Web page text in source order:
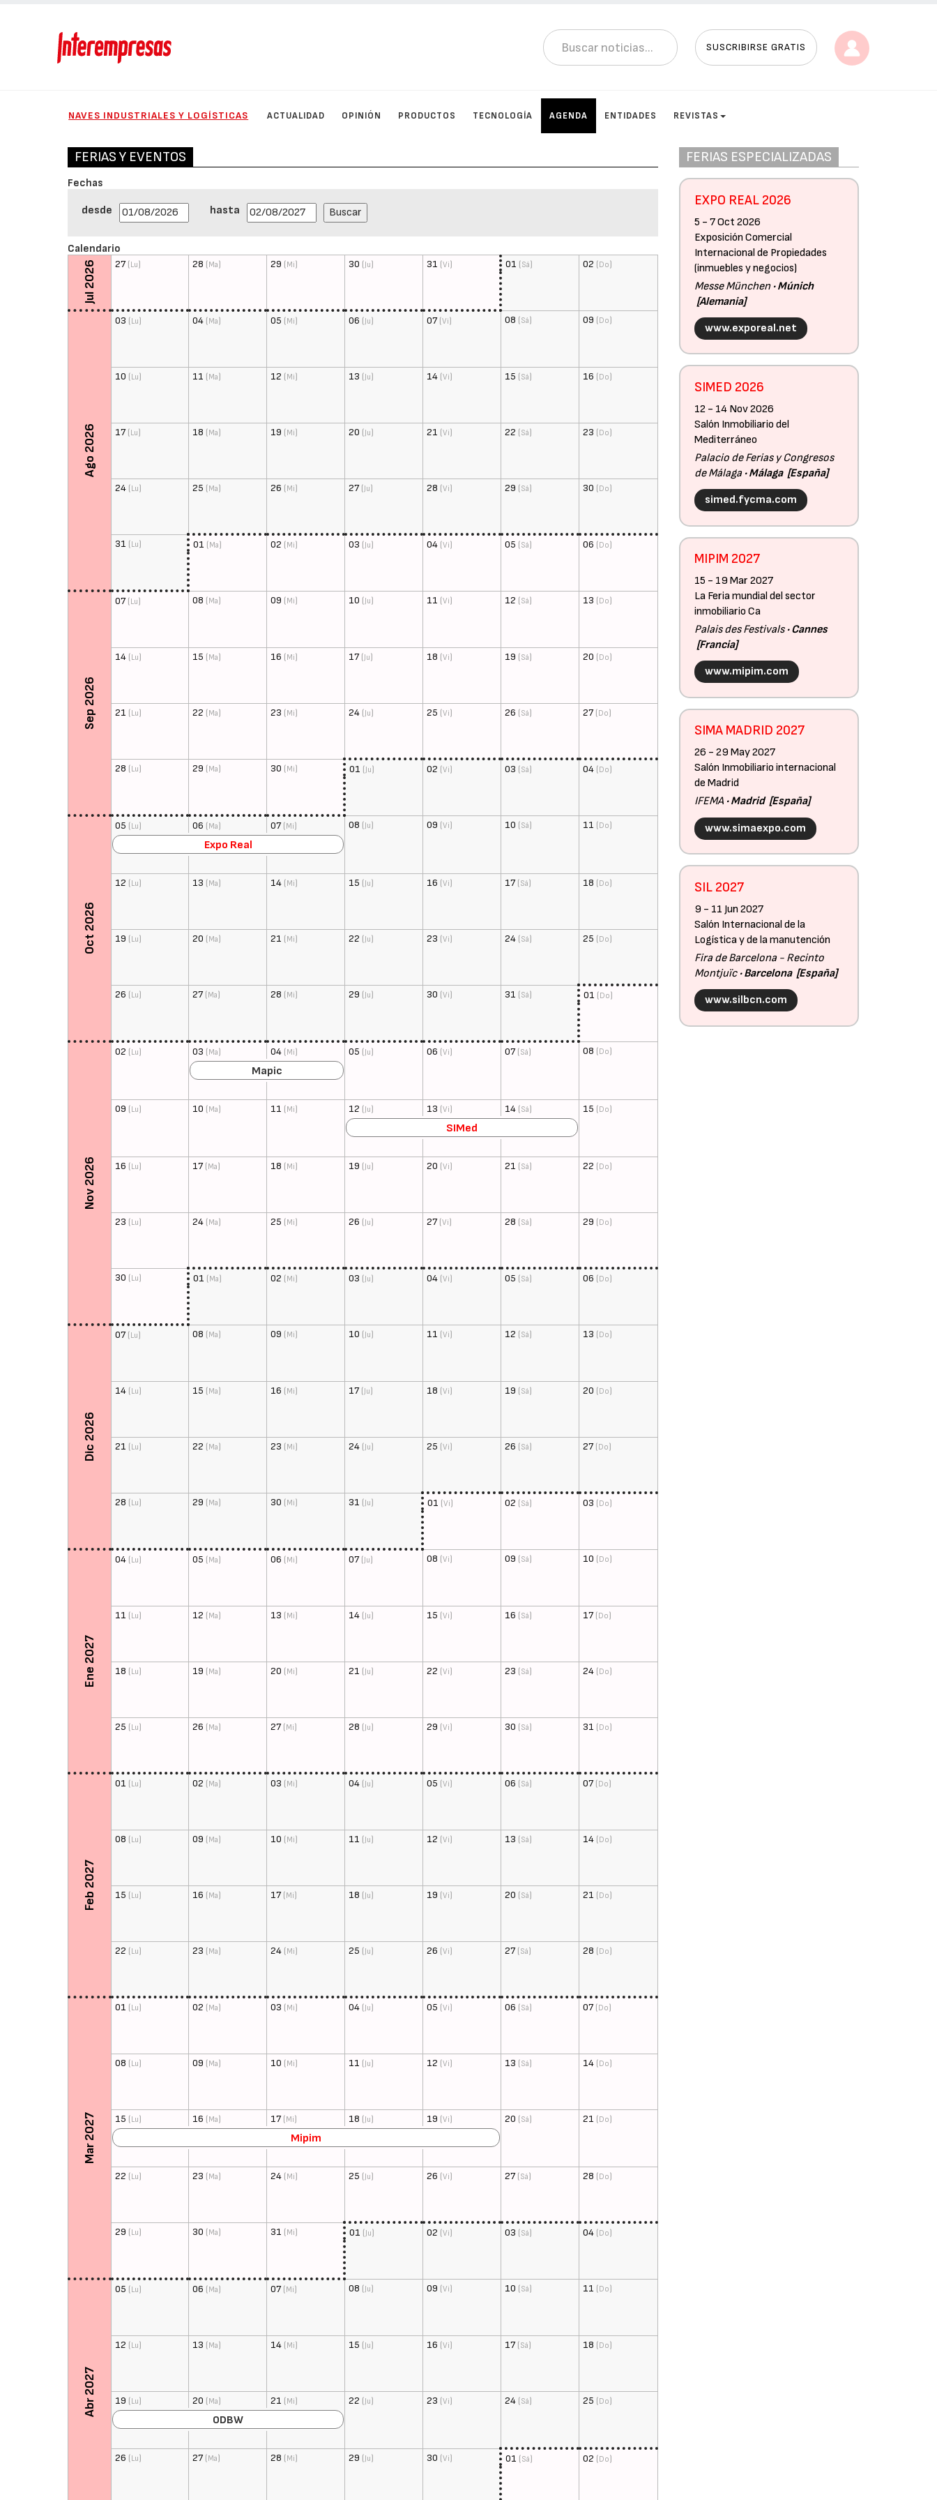
SUSCRIBIRSE GRATIS
NAVES INDUSTRIALES Y LOGÍSTICAS ACTUALIDAD OPINIÓN PRODUCTOS TECNOLOGÍA AGENDA ENTIDADES REVISTAS
FERIAS Y EVENTOS
Fechas
desde hasta
Calendario
Jul 2026 27(Lu) 28 (Ma) 29 (Mi) 30 (Ju) 31 (Vi) 01 (Sá) 02 (Do)
Ago 2026
03 (Lu) 04 (Ma) 05 (Mi) 06 (Ju) 07(Vi) 08 (Sá) 09 (Do)
10 (Lu) 11 (Ma) 12 (Mi) 13 (Ju) 14 (Vi) 15 (Sá) 16 (Do)
17(Lu) 18 (Ma) 19 (Mi) 20 (Ju) 21 (Vi) 22 (Sá) 23 (Do)
24 (Lu) 25 (Ma) 26 (Mi) 27(Ju) 28 (Vi) 29 (Sá) 30 (Do)
31 (Lu) 01 (Ma) 02 (Mi) 03 (Ju) 04 (Vi) 05 (Sá) 06 (Do)
Sep 2026
07(Lu) 08 (Ma) 09 (Mi) 10 (Ju) 11 (Vi) 12 (Sá) 13 (Do)
14 (Lu) 15 (Ma) 16 (Mi) 17(Ju) 18 (Vi) 19 (Sá) 20 (Do)
21 (Lu) 22 (Ma) 23 (Mi) 24 (Ju) 25 (Vi) 26 (Sá) 27(Do)
28 (Lu) 29 (Ma) 30 (Mi) 01 (Ju) 02 (Vi) 03 (Sá) 04 (Do)
Oct 2026
05 (Lu) 06 (Ma) 07(Mi) 08 (Ju) 09 (Vi) 10 (Sá) 11 (Do)
Expo Real
12 (Lu) 13 (Ma) 14 (Mi) 15 (Ju) 16 (Vi) 17(Sá) 18 (Do)
19 (Lu) 20 (Ma) 21 (Mi) 22 (Ju) 23 (Vi) 24 (Sá) 25 (Do)
26 (Lu) 27(Ma) 28 (Mi) 29 (Ju) 30 (Vi) 31 (Sá) 01 (Do)
Nov 2026
02 (Lu) 03 (Ma) 04 (Mi) 05 (Ju) 06 (Vi) 07(Sá) 08 (Do)
Mapic
09 (Lu) 10 (Ma) 11 (Mi) 12 (Ju) 13 (Vi) 14 (Sá) 15 (Do)
SIMed
16 (Lu) 17(Ma) 18 (Mi) 19 (Ju) 20 (Vi) 21 (Sá) 22 (Do)
23 (Lu) 24 (Ma) 25 (Mi) 26 (Ju) 27(Vi) 28 (Sá) 29 (Do)
30 (Lu) 01 (Ma) 02 (Mi) 03 (Ju) 04 (Vi) 05 (Sá) 06 (Do)
Dic 2026
07(Lu) 08 (Ma) 09 (Mi) 10 (Ju) 11 (Vi) 12 (Sá) 13 (Do)
14 (Lu) 15 (Ma) 16 (Mi) 17(Ju) 18 (Vi) 19 (Sá) 20 (Do)
21 (Lu) 22 (Ma) 23 (Mi) 24 (Ju) 25 (Vi) 26 (Sá) 27(Do)
28 (Lu) 29 (Ma) 30 (Mi) 31 (Ju) 01 (Vi) 02 (Sá) 03 (Do)
Ene 2027
04 (Lu) 05 (Ma) 06 (Mi) 07(Ju) 08 (Vi) 09 (Sá) 10 (Do)
11 (Lu) 12 (Ma) 13 (Mi) 14 (Ju) 15 (Vi) 16 (Sá) 17(Do)
18 (Lu) 19 (Ma) 20 (Mi) 21 (Ju) 22 (Vi) 23 (Sá) 24 (Do)
25 (Lu) 26 (Ma) 27(Mi) 28 (Ju) 29 (Vi) 30 (Sá) 31 (Do)
Feb 2027
01 (Lu) 02 (Ma) 03 (Mi) 04 (Ju) 05 (Vi) 06 (Sá) 07(Do)
08 (Lu) 09 (Ma) 10 (Mi) 11 (Ju) 12 (Vi) 13 (Sá) 14 (Do)
15 (Lu) 16 (Ma) 17(Mi) 18 (Ju) 19 (Vi) 20 (Sá) 21 (Do)
22 (Lu) 23 (Ma) 24 (Mi) 25 (Ju) 26 (Vi) 27(Sá) 28 (Do)
Mar 2027
01 (Lu) 02 (Ma) 03 (Mi) 04 (Ju) 05 (Vi) 06 (Sá) 07(Do)
08 (Lu) 09 (Ma) 10 (Mi) 11 (Ju) 12 (Vi) 13 (Sá) 14 (Do)
15 (Lu) 16 (Ma) 17(Mi) 18 (Ju) 19 (Vi) 20 (Sá) 21 (Do)
Mipim
22 (Lu) 23 (Ma) 24 (Mi) 25 (Ju) 26 (Vi) 27(Sá) 28 (Do)
29 (Lu) 30 (Ma) 31 (Mi) 01 (Ju) 02 (Vi) 03 (Sá) 04 (Do)
Abr 2027
05 (Lu) 06 (Ma) 07(Mi) 08 (Ju) 09 (Vi) 10 (Sá) 11 (Do)
12 (Lu) 13 (Ma) 14 (Mi) 15 (Ju) 16 (Vi) 17(Sá) 18 (Do)
19 (Lu) 20 (Ma) 21 (Mi) 22 (Ju) 23 (Vi) 24 (Sá) 25 (Do)
ODBW
26 (Lu) 27(Ma) 28 (Mi) 29 (Ju) 30 (Vi) 01 (Sá) 02 (Do)
FERIAS ESPECIALIZADAS
EXPO REAL 2026
5 - 7 Oct 2026
Exposición Comercial
Internacional de Propiedades
(inmuebles y negocios)
Messe München Múnich
Alemania
www.exporeal.net
SIMED 2026
12 - 14 Nov 2026
Salón Inmobiliario del
Mediterráneo
Palacio de Ferias y Congresos
de Málaga Málaga España
simed.fycma.com
MIPIM 2027
15 - 19 Mar 2027
La Feria mundial del sector
inmobiliario Ca
Palais des Festivals Cannes
Francia
www.mipim.com
SIMA MADRID 2027
26 - 29 May 2027
Salón Inmobiliario internacional
de Madrid
IFEMA Madrid España
www.simaexpo.com
SIL 2027
9 - 11 Jun 2027
Salón Internacional de la
Logística y de la manutención
Fira de Barcelona - Recinto
Montjuïc Barcelona España
www.silbcn.com